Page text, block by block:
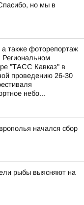
но мы в
а также фоторепортаж
Региональном
"ТАСС Кавказ" в
проведению 26-30
небо...
начался сбор
рыбы выясняют на